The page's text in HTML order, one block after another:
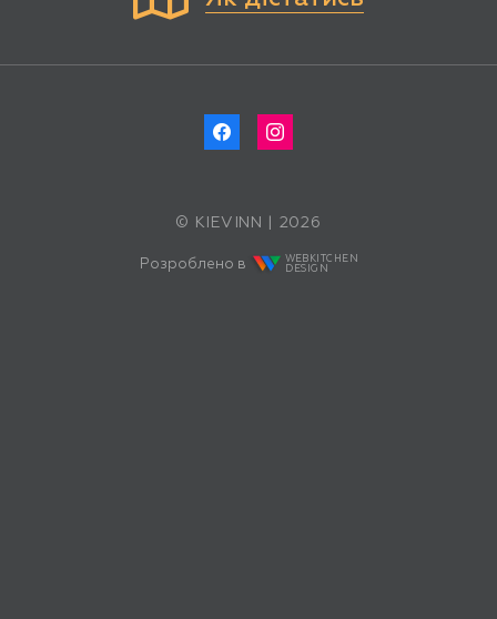
© KIEVINN | 2026
Розроблено в
WEBKITCHEN
DESIGN